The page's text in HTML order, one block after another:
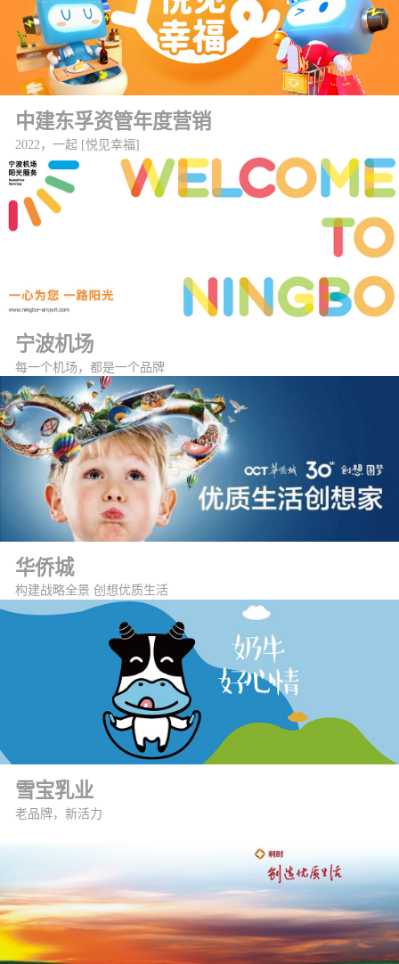
中建东孚资管年度营销
2022，一起 [悦见幸福]
宁波机场
每一个机场，都是一个品牌
华侨城
构建战略全景 创想优质生活
雪宝乳业
老品牌，新活力